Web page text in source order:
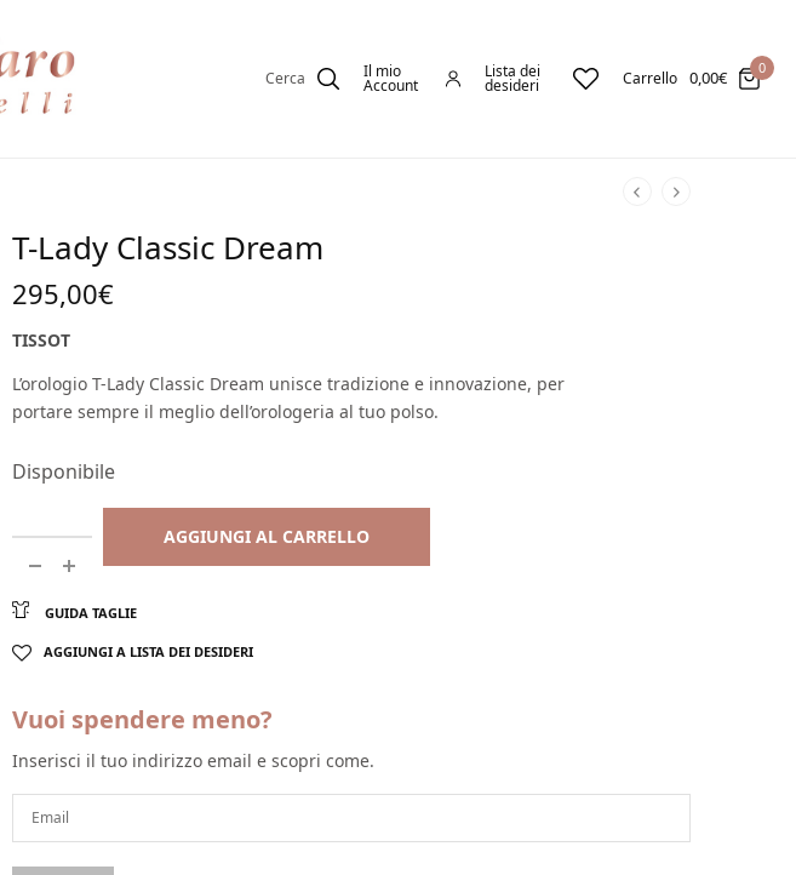
Cerca Il mio
Account
Lista dei
desideri Carrello 0,00€ 0
T-Lady Classic Dream
295,00€
TISSOT
L’orologio T-Lady Classic Dream unisce tradizione e innovazione, per
portare sempre il meglio dell’orologeria al tuo polso.
Disponibile
AGGIUNGI AL CARRELLO
GUIDA TAGLIE
AGGIUNGI A LISTA DEI DESIDERI
Vuoi spendere meno?
Inserisci il tuo indirizzo email e scopri come.